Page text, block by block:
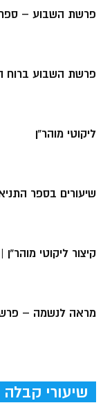
פרשת השבוע –
פרשת השבוע ברוח
ליקוטי מוהר”ן
שיעורים בספר
קיצור ליקוטי
מראה לנשמה –
שיעורי קבלה